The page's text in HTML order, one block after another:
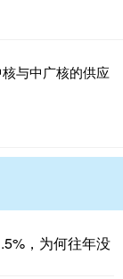
与中广核的供应
，为何往年没